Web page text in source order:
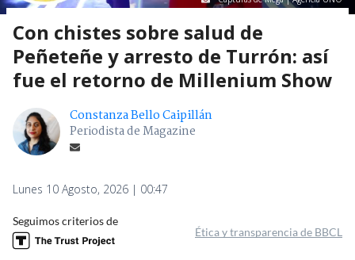
Con chistes sobre salud de
Peñeteñe y arresto de Turrón: así
fue el retorno de Millenium Show
Constanza Bello Caipillán
Periodista de Magazine
Lunes 10 Agosto, 2026 | 00:47
Seguimos criterios de
Ética y transparencia de BBCL